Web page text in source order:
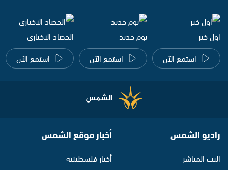
اول خبر
استمع الآن
يوم جديد
استمع الآن
الحصاد الاخباري
استمع الآن
راديو الشمس
البث المباشر
أخبار موقع الشمس
أخبار فلسطينية